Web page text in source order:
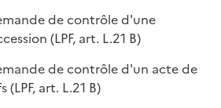
de contrôle d'une
(LPF, art. L.21 B)
de contrôle d'un acte de
art. L.21 B)